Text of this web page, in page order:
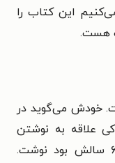
این کتاب را
هست.
ژوئیه ۱۹۶۵ است. خودش می‌گوید در
علاقه به نوشتن
داشت. اولین کتابش را وقتی فقط ۶ سالش بود نوشت.